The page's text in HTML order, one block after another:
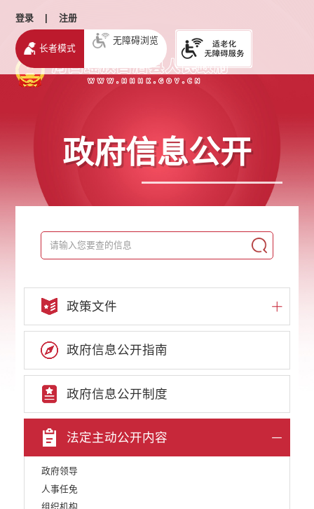
登录 | 注册
长者模式
无障碍浏览
政府信息公开
政策文件
政府信息公开指南
政府信息公开制度
法定主动公开内容
政府领导
人事任免
组织机构